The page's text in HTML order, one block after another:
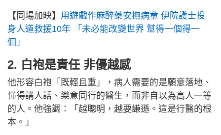
【同場加映】 用遊戲作麻醉藥安撫病童 伊院護士投
身人道救援10年 「未必能改變世界 幫得一個得一
個」
2. 白袍是責任 非優越感
他形容白袍「既輕且重」，病人需要的是願意落地、
懂得講人話、樂意同行的醫生，而非自以為高人一等
的人。他強調：「越聰明，越要謙遜。這是行醫的根
本。」